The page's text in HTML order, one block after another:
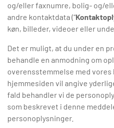
og/eller faxnumre, bolig- og/
andre kontaktdata (“
køn, billeder, videoer eller
Det er muligt, at du under en
behandle en anmodning om
overensstemmelse med
hjemmesiden vil angive
fald behandler vi de
som beskrevet i denne
personoplysninger.